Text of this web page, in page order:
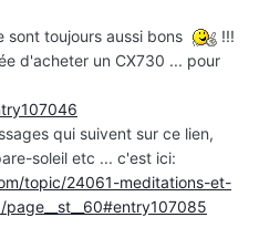
sont toujours aussi bons
!!!
d'acheter un CX730 ... pour
qui suivent sur ce lien,
soleil etc ... c'est ici:
topic/24061-meditations-et-